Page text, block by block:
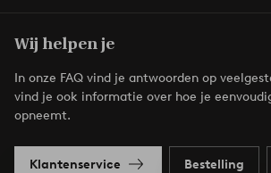
Wij helpen je
In onze FAQ vind je antwoorden op
vind je ook informatie over hoe je
opneemt.
Klantenservice Bestelling